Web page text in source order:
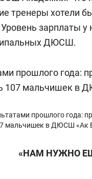
тренеры
Уровень зарплаты
ДЮСШ.
прошлого года:
мальчишек в ДЮСШ
«НАМ НУЖНО